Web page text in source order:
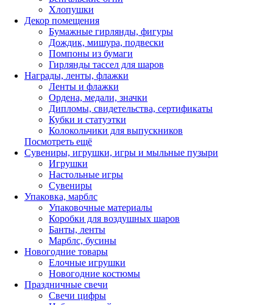
Хлопушки
Декор помещения
Бумажные гирлянды, фигуры
Дождик, мишура, подвески
Помпоны из бумаги
Гирлянды тассел для шаров
Награды, ленты, флажки
Ленты и флажки
Ордена, медали, значки
Дипломы, свидетельства, сертификаты
Кубки и статуэтки
Колокольчики для выпускников
Посмотреть ещё
Сувениры, игрушки, игры и мыльные пузыри
Игрушки
Настольные игры
Сувениры
Упаковка, марблс
Упаковочные материалы
Коробки для воздушных шаров
Банты, ленты
Марблс, бусины
Новогодние товары
Елочные игрушки
Новогодние костюмы
Праздничные свечи
Свечи цифры